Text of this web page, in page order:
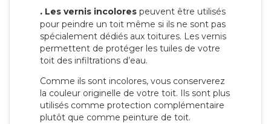
. Les vernis incolores peuvent être utilisés
pour peindre un toit même si ils ne sont pas
spécialement dédiés aux toitures. Les vernis
permettent de protéger les tuiles de votre
toit des infiltrations d’eau.
Comme ils sont incolores, vous conserverez
la couleur originelle de votre toit. Ils sont plus
utilisés comme protection complémentaire
plutôt que comme peinture de toit.